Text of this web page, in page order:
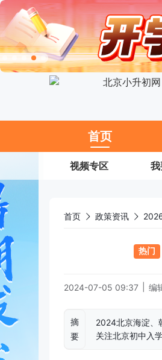
首页
视频专区
首页 政策资讯
热门
2024-07-05 09:37 编
摘
要
2024北京海淀、
关注北京初中入